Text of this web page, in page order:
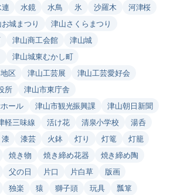
水鏡 水鳥 氷 沙羅木
河津桜
城まつり
津山さくらまつり
津山商工会館
津山城
津山城東むかし町
区
津山工芸展
津山工芸愛好会
所
津山市東庁舎
ール
津山市観光振興課
津山朝日新聞
軽三味線 活け花 清泉小学校
湯呑
漆 漆芸 火鉢 灯り 灯篭
灯籠
焼き物 焼き締め花器
焼き締め陶
父の日 片口 片白草
版画
独楽 猿 獅子頭 玩具 瓢箪